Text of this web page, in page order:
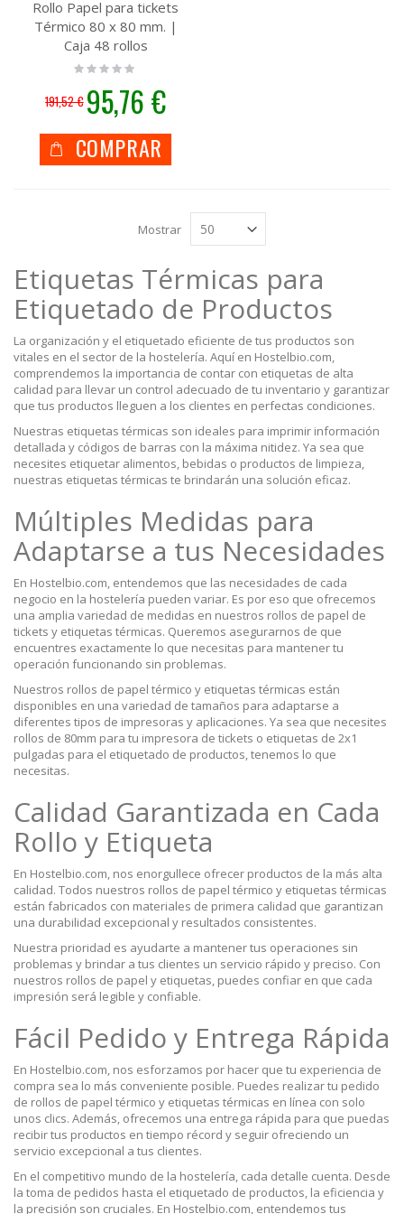
Rollo Papel para tickets
Térmico 80 x 80 mm. |
Caja 48 rollos
Rating:
191,52 €
Precio
especial
95,76 €
COMPRAR
Mostrar
Etiquetas Térmicas para
Etiquetado de Productos
La organización y el etiquetado eficiente de tus productos son
vitales en el sector de la hostelería. Aquí en Hostelbio.com,
comprendemos la importancia de contar con etiquetas de alta
calidad para llevar un control adecuado de tu inventario y garantizar
que tus productos lleguen a los clientes en perfectas condiciones.
Nuestras etiquetas térmicas son ideales para imprimir información
detallada y códigos de barras con la máxima nitidez. Ya sea que
necesites etiquetar alimentos, bebidas o productos de limpieza,
nuestras etiquetas térmicas te brindarán una solución eficaz.
Múltiples Medidas para
Adaptarse a tus Necesidades
En Hostelbio.com, entendemos que las necesidades de cada
negocio en la hostelería pueden variar. Es por eso que ofrecemos
una amplia variedad de medidas en nuestros rollos de papel de
tickets y etiquetas térmicas. Queremos asegurarnos de que
encuentres exactamente lo que necesitas para mantener tu
operación funcionando sin problemas.
Nuestros rollos de papel térmico y etiquetas térmicas están
disponibles en una variedad de tamaños para adaptarse a
diferentes tipos de impresoras y aplicaciones. Ya sea que necesites
rollos de 80mm para tu impresora de tickets o etiquetas de 2x1
pulgadas para el etiquetado de productos, tenemos lo que
necesitas.
Calidad Garantizada en Cada
Rollo y Etiqueta
En Hostelbio.com, nos enorgullece ofrecer productos de la más alta
calidad. Todos nuestros rollos de papel térmico y etiquetas térmicas
están fabricados con materiales de primera calidad que garantizan
una durabilidad excepcional y resultados consistentes.
Nuestra prioridad es ayudarte a mantener tus operaciones sin
problemas y brindar a tus clientes un servicio rápido y preciso. Con
nuestros rollos de papel y etiquetas, puedes confiar en que cada
impresión será legible y confiable.
Fácil Pedido y Entrega Rápida
En Hostelbio.com, nos esforzamos por hacer que tu experiencia de
compra sea lo más conveniente posible. Puedes realizar tu pedido
de rollos de papel térmico y etiquetas térmicas en línea con solo
unos clics. Además, ofrecemos una entrega rápida para que puedas
recibir tus productos en tiempo récord y seguir ofreciendo un
servicio excepcional a tus clientes.
En el competitivo mundo de la hostelería, cada detalle cuenta. Desde
la toma de pedidos hasta el etiquetado de productos, la eficiencia y
la precisión son cruciales. En Hostelbio.com, entendemos tus